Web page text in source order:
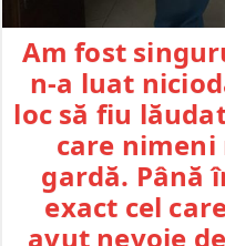
Am fost
n-a luat
loc să fiu
care nimeni
gardă. Până
exact cel
avut nevoie